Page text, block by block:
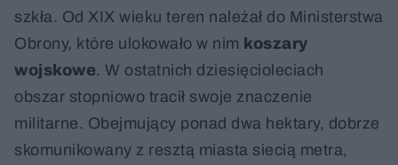
szkła. Od XIX wieku teren należał do Ministerstwa
Obrony, które ulokowało w nim koszary
wojskowe. W ostatnich dziesięcioleciach
obszar stopniowo tracił swoje znaczenie
militarne. Obejmujący ponad dwa hektary, dobrze
skomunikowany z resztą miasta siecią metra,